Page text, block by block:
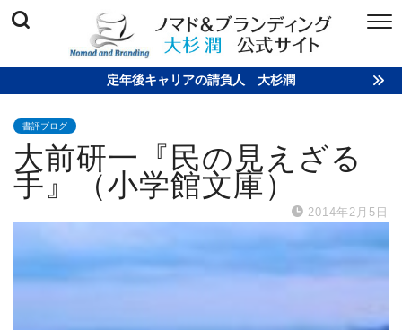
定年後キャリアの請負人 大杉潤
書評ブログ
大前研一『民の見えざる
手』（小学館文庫）
2014年2月5日